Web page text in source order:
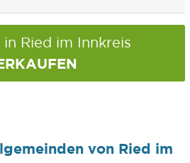
Ried im Innkreis
von Ried im